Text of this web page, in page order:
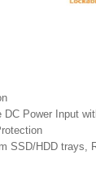
DC Power Input
SSD/HDD trays,